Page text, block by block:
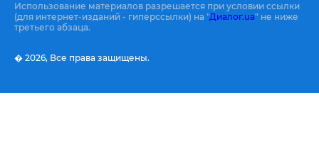
Использование материалов разрешается при условии ссылки
(для интернет-изданий - гиперссылки) на "Диалог.ua" не ниже
третьего абзаца.
� 2026, Все права защищены.